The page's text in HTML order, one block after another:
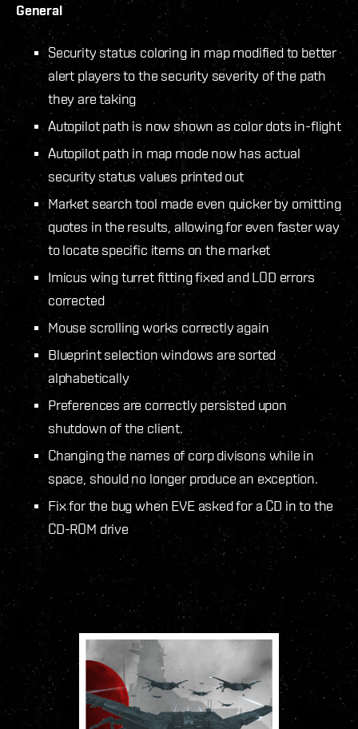
General
Security status coloring in map modified to better
alert players to the security severity of the path
they are taking
Autopilot path is now shown as color dots in-flight
Autopilot path in map mode now has actual
security status values printed out
Market search tool made even quicker by omitting
quotes in the results, allowing for even faster way
to locate specific items on the market
Imicus wing turret fitting fixed and LOD errors
corrected
Mouse scrolling works correctly again
Blueprint selection windows are sorted
alphabetically
Preferences are correctly persisted upon
shutdown of the client.
Changing the names of corp divisons while in
space, should no longer produce an exception.
Fix for the bug when EVE asked for a CD in to the
CD-ROM drive